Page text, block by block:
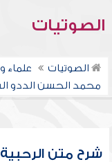
الصوتيات
الصوتيات
علماء
محمد الحسن الددو
شرح متن الرحبية